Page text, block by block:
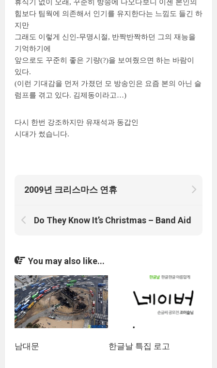
휴식기 없이 오래, 꾸준히 방송에 나오다보니 이젠 본인의
힘보다 팀웍에 의존해서 인기를 유지한다는 느낌도 들긴 하
지만
그래도 이렇게 신인-무명시절, 반짝반짝하던 그의 재능을
기억하기에
앞으로도 꾸준히 좋은 기량(?)을 보여줬으면 하는 바람이
있다.
(이런 기대감을 먼저 가졌던 모 방송인은 요즘 본의 아닌 슬
럼프를 겪고 있다. 김제동이라고…)
다시 한번 강조하지만 유재석과 동갑인
시대가 썼습니다.
2009년 크리스마스 연휴
Do They Know It’s Christmas – Band Aid
You may also like...
남대문 한글날 특집 로고